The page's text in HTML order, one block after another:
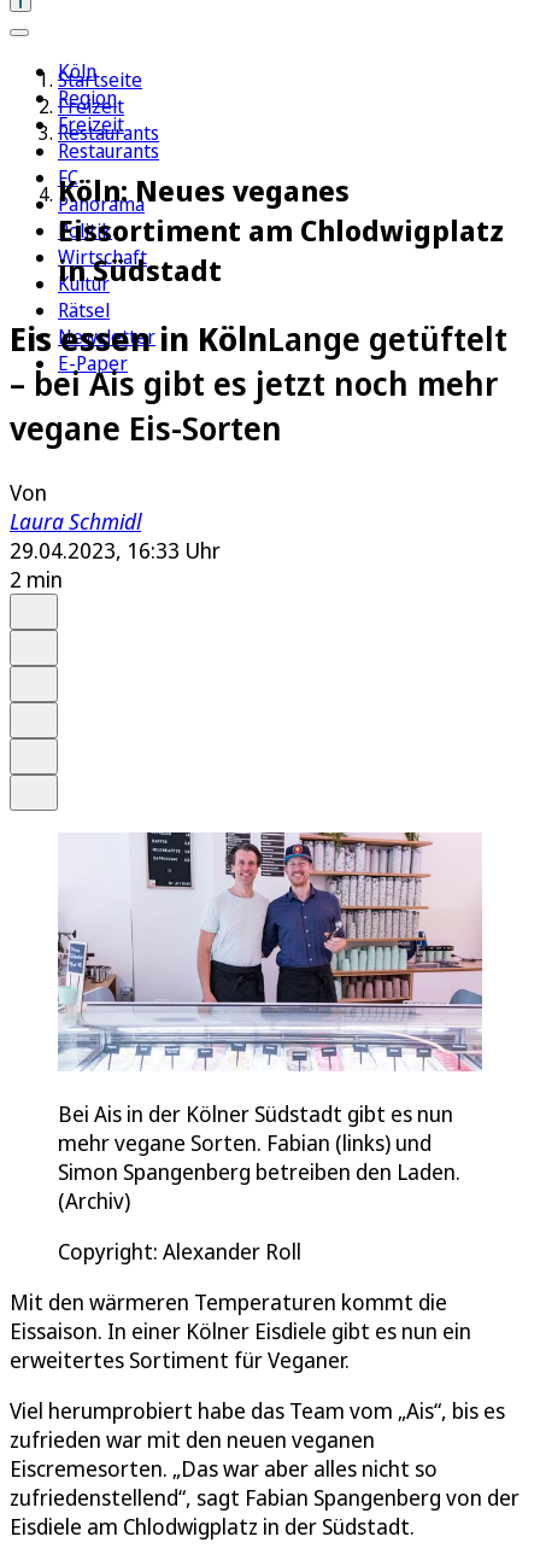
Köln
Region
Freizeit
Restaurants
FC
Panorama
Politik
Wirtschaft
Kultur
Rätsel
Newsletter
E-Paper
Startseite
Freizeit
Restaurants
Köln: Neues veganes
Eissortiment am Chlodwigplatz
in Südstadt
Eis essen in KölnLange getüftelt
– bei Ais gibt es jetzt noch mehr
vegane Eis-Sorten
Von
Laura Schmidl
29.04.2023, 16:33 Uhr
2 min
Bei Ais in der Kölner Südstadt gibt es nun
mehr vegane Sorten. Fabian (links) und
Simon Spangenberg betreiben den Laden.
(Archiv)
Copyright: Alexander Roll
Mit den wärmeren Temperaturen kommt die
Eissaison. In einer Kölner Eisdiele gibt es nun ein
erweitertes Sortiment für Veganer.
Viel herumprobiert habe das Team vom „Ais“, bis es
zufrieden war mit den neuen veganen
Eiscremesorten. „Das war aber alles nicht so
zufriedenstellend“, sagt Fabian Spangenberg von der
Eisdiele am Chlodwigplatz in der Südstadt.